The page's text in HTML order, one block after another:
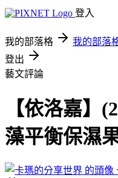
登入
我的部落格 我的部落
登出
藝文評論
【依洛嘉】
藻平衡保濕